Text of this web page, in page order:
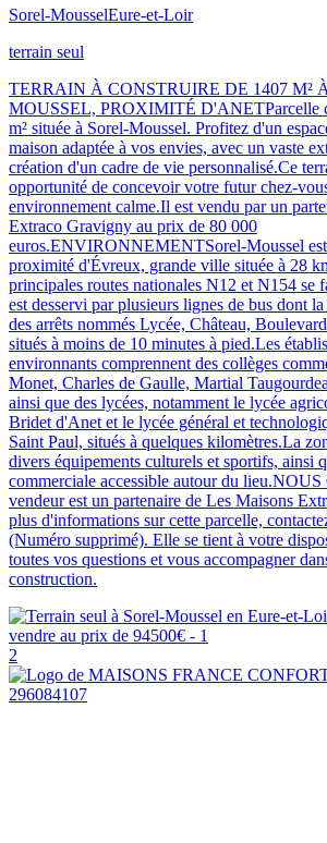
Sorel-MousselEure-et-Loir
terrain seul
TERRAIN À CONSTRUIRE DE 1407 M²
MOUSSEL, PROXIMITÉ D'ANETParcelle
m² située à Sorel-Moussel. Profitez d'un
maison adaptée à vos envies, avec un vaste
création d'un cadre de vie personnalisé.Ce
opportunité de concevoir votre futur chez-
environnement calme.Il est vendu par un
Extraco Gravigny au prix de 80 000
euros.ENVIRONNEMENTSorel-Moussel est
proximité d'Évreux, grande ville située à 28
principales routes nationales N12 et N154 se
est desservi par plusieurs lignes de bus dont
des arrêts nommés Lycée, Château,
situés à moins de 10 minutes à pied.Les
environnants comprennent des collèges
Monet, Charles de Gaulle, Martial
ainsi que des lycées, notamment le lycée
Bridet d'Anet et le lycée général et
Saint Paul, situés à quelques kilomètres.La
divers équipements culturels et sportifs, ainsi
commerciale accessible autour du
vendeur est un partenaire de Les Maisons
plus d'informations sur cette parcelle,
(Numéro supprimé). Elle se tient à votre
toutes vos questions et vous accompagner
construction.
2